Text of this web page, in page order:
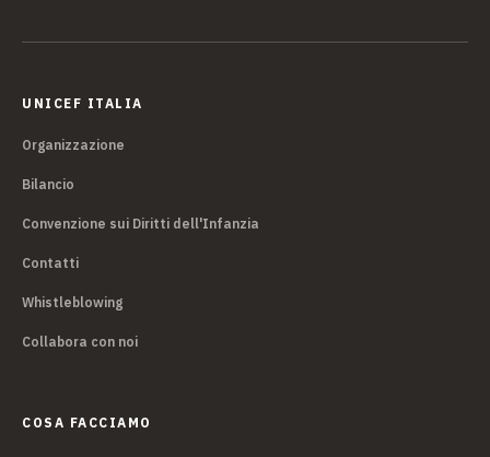
UNICEF ITALIA
Organizzazione
Bilancio
Convenzione sui Diritti dell'Infanzia
Contatti
Whistleblowing
Collabora con noi
COSA FACCIAMO